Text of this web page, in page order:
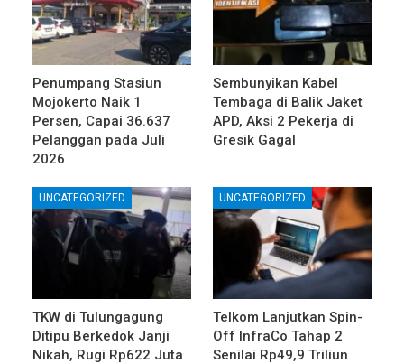
Penumpang Stasiun
Mojokerto Naik 1
Persen, Capai 36.637
Pelanggan pada Juli
2026
Sembunyikan Kabel
Tembaga di Balik Jaket
APD, Aksi 2 Pekerja di
Gresik Gagal
UNCATEGORIZED
TKW di Tulungagung
Ditipu Berkedok Janji
Nikah, Rugi Rp622 Juta
UNCATEGORIZED
Telkom Lanjutkan Spin-
Off InfraCo Tahap 2
Senilai Rp49,9 Triliun